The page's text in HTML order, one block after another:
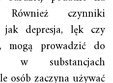
czynniki
jak depresja, lęk czy
mogą prowadzić do
w substancjach
osób zaczyna używać